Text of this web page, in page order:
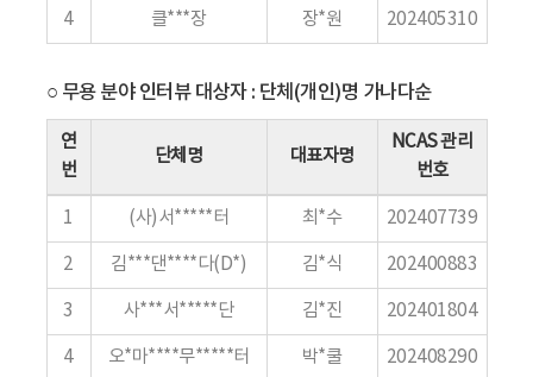
4 클***장 장*원 202405310
○ 무용 분야 인터뷰 대상자 : 단체(개인)명 가나다순
연
번
단체명 대표자명
NCAS 관리
번호
1 (사)서*****터 최*수 202407739
2 김***댄****다(D*) 김*식 202400883
3 사***서*****단 김*진 202401804
4 오*마****무*****터 박*쿨 202408290